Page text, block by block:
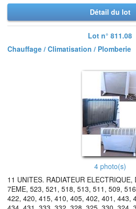
Détail du lot
Lot n° 811.08
Chauffage / Climatisation / Plomberie
4 photo(s)
11 UNITES. RADIATEUR ELECTRIQUE,
7EME, 523, 521, 518, 513, 511, 509,
422, 420, 415, 410, 405, 402, 401, 443,